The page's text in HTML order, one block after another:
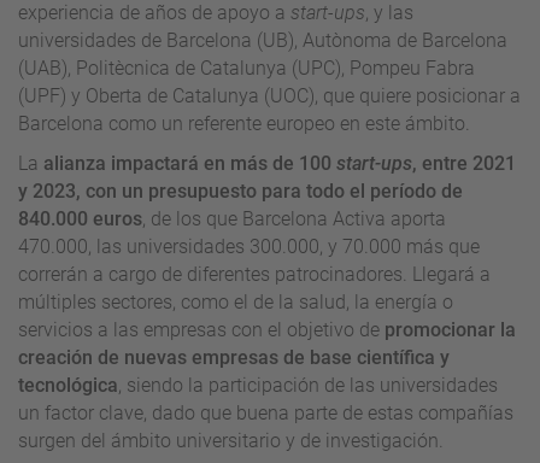
experiencia de años de apoyo a start-ups, y las
universidades de Barcelona (UB), Autònoma de Barcelona
(UAB), Politècnica de Catalunya (UPC), Pompeu Fabra
(UPF) y Oberta de Catalunya (UOC), que quiere posicionar a
Barcelona como un referente europeo en este ámbito.
La alianza impactará en más de 100 start-ups, entre 2021
y 2023, con un presupuesto para todo el período de
840.000 euros, de los que Barcelona Activa aporta
470.000, las universidades 300.000, y 70.000 más que
correrán a cargo de diferentes patrocinadores. Llegará a
múltiples sectores, como el de la salud, la energía o
servicios a las empresas con el objetivo de promocionar la
creación de nuevas empresas de base científica y
tecnológica, siendo la participación de las universidades
un factor clave, dado que buena parte de estas compañías
surgen del ámbito universitario y de investigación.